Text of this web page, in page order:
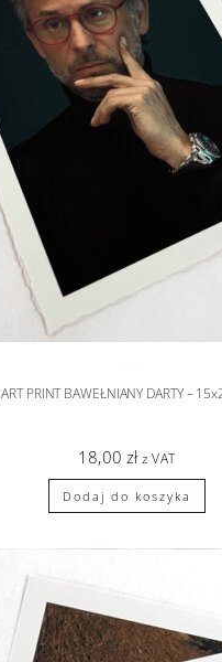
ART PRINT BAWEŁNIANY DARTY –
18,00 zł z VAT
Dodaj do koszyka